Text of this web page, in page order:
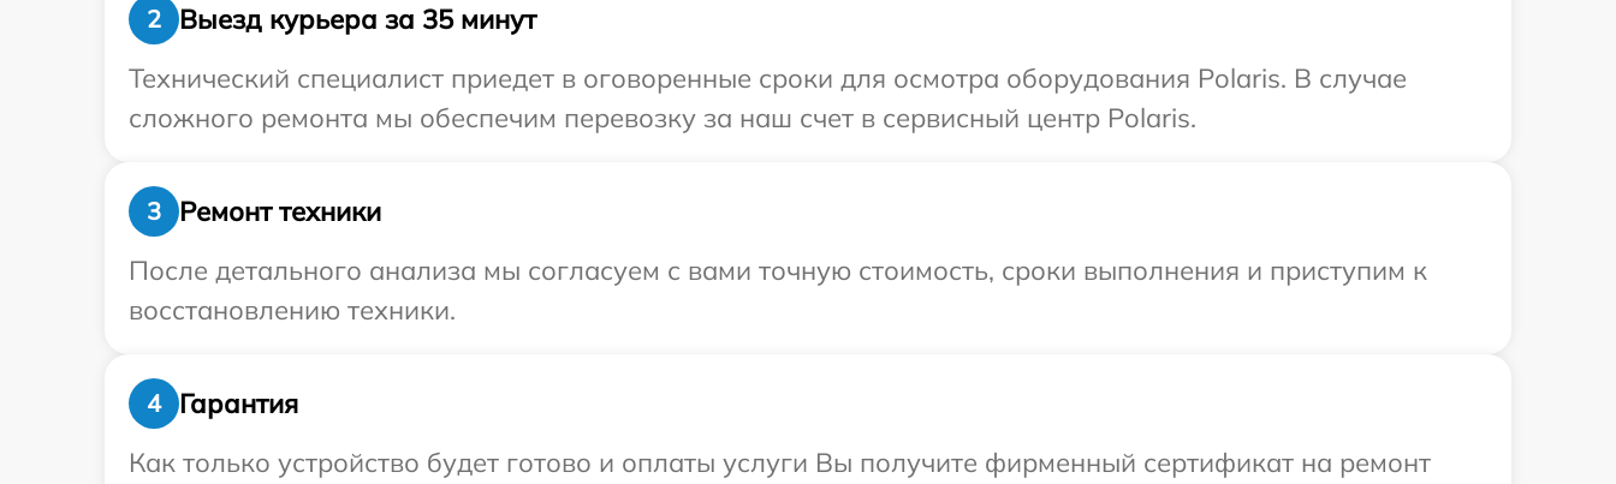
2
Выезд курьера за 35 минут
Технический специалист приедет в оговоренные сроки для осмотра оборудования Polaris. В случае
сложного ремонта мы обеспечим перевозку за наш счет в сервисный центр Polaris.
3
Ремонт техники
После детального анализа мы согласуем с вами точную стоимость, сроки выполнения и приступим к
восстановлению техники.
4
Гарантия
Как только устройство будет готово и оплаты услуги Вы получите фирменный сертификат на ремонт